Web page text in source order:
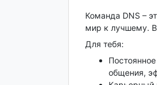
Команда DNS –
мир к лучшему.
Для тебя:
общения,